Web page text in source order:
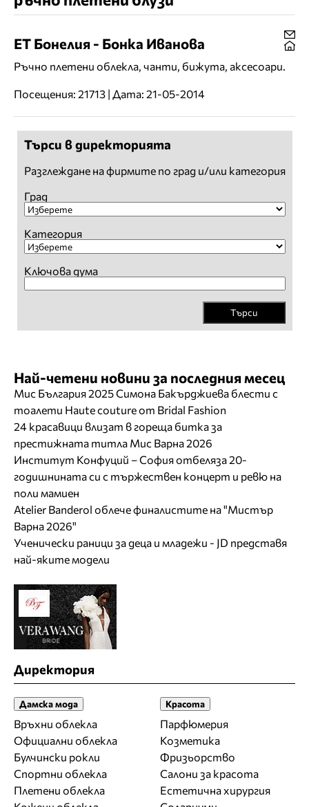
ЕТ Бонелия - Бонка Иванова
Ръчно плетени облекла, чанти, бижута, аксесоари.
Посещения: 21713 | Дата: 21-05-2014
Търси в директорията
Разглеждане на фирмите по град и/или категория
Град
Категория
Ключова дума
Търси
Най-четени новини за последния месец
Мис България 2025 Симона Бакърджиева блести с
тоалети Haute couture от Bridal Fashion
24 красавици влизат в гореща битка за
престижната титла Мис Варна 2026
Институт Конфуций – София отбеляза 20-
годишнината си с тържествен концерт и ревю на
поли мамиен
Atelier Banderol облече финалистите на "Мистър
Варна 2026"
Ученически раници за деца и младежи - JD представя
най-яките модели
Директория
Дамска мода
Връхни облекла
Официални облекла
Булчински рокли
Спортни облекла
Плетени облекла
Красота
Парфюмерия
Козметика
Фризьорство
Салони за красота
Естетична хирургия